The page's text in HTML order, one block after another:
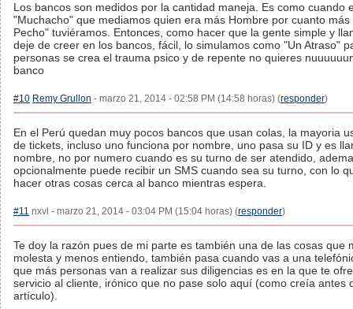
Los bancos son medidos por la cantidad maneja. Es como cuando
"Muchacho" que mediamos quien era más Hombre por cuanto más
Pecho" tuviéramos. Entonces, como hacer que la gente simple y
deje de creer en los bancos, fácil, lo simulamos como "Un Atraso"
personas se crea el trauma psico y de repente no quieres
banco
#10 Remy Grullon - marzo 21, 2014 - 02:58 PM (14:58 horas) (responder)
En el Perú quedan muy pocos bancos que usan colas, la mayoria
de tickets, incluso uno funciona por nombre, uno pasa su ID y es
nombre, no por numero cuando es su turno de ser atendido,
opcionalmente puede recibir un SMS cuando sea su turno, con lo
hacer otras cosas cerca al banco mientras espera.
#11 nxvl - marzo 21, 2014 - 03:04 PM (15:04 horas) (responder)
Te doy la razón pues de mi parte es también una de las cosas que
molesta y menos entiendo, también pasa cuando vas a una
que más personas van a realizar sus diligencias es en la que te
servicio al cliente, irónico que no pase solo aquí (como creía antes
artículo).